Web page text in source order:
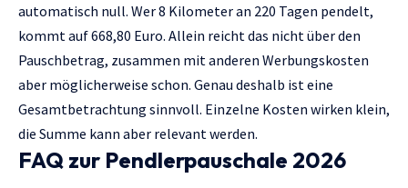
automatisch null. Wer 8 Kilometer an 220 Tagen pendelt,
kommt auf 668,80 Euro. Allein reicht das nicht über den
Pauschbetrag, zusammen mit anderen Werbungskosten
aber möglicherweise schon. Genau deshalb ist eine
Gesamtbetrachtung sinnvoll. Einzelne Kosten wirken klein,
die Summe kann aber relevant werden.
FAQ zur Pendlerpauschale 2026